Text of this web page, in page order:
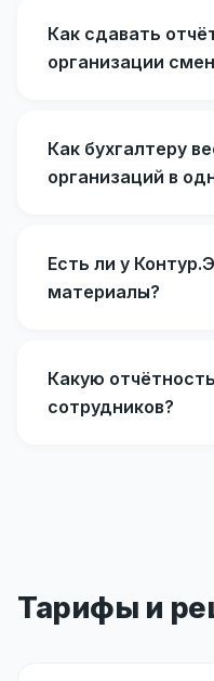
Как сдавать
организации
Как бухгалтеру
организаций в
Есть ли у
материалы?
Какую
сотрудников?
Тарифы и